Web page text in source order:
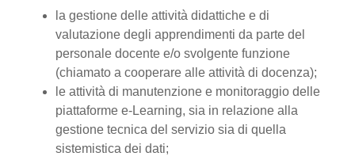
la gestione delle attività didattiche e di
valutazione degli apprendimenti da parte del
personale docente e/o svolgente funzione
(chiamato a cooperare alle attività di docenza);
le attività di manutenzione e monitoraggio delle
piattaforme e-Learning, sia in relazione alla
gestione tecnica del servizio sia di quella
sistemistica dei dati;